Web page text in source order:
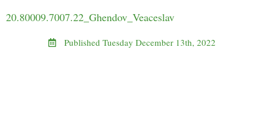
20.80009.7007.22_Ghendov_Veaceslav
Published Tuesday December 13th, 2022